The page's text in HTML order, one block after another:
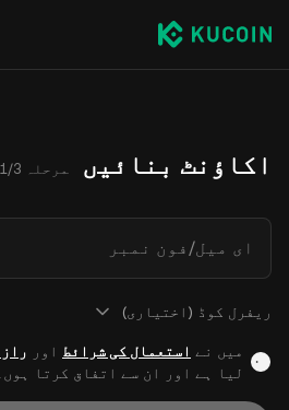
اکاؤنٹ بنائیں مرحلہ 1/3
ای میل/فون نمبر
ریفرل کوڈ (اختیاری)
میں نے استعمال کی شرائط اور
لیا ہے اور ان سے اتفاق کرتا ہوں۔